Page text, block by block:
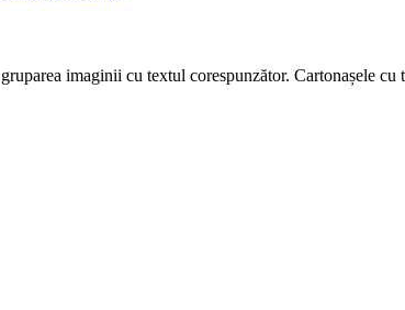
imaginii cu textul corespunzător. Cartonașele